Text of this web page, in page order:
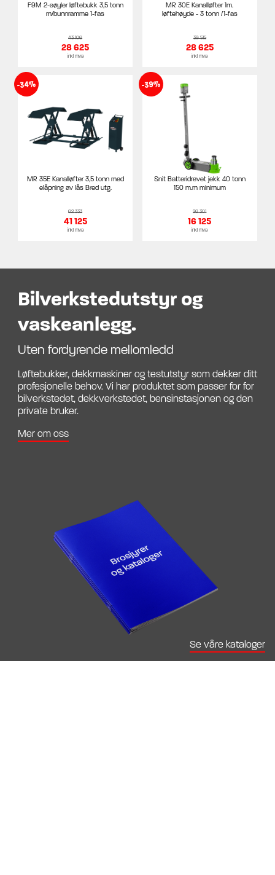
F9M 2-søyler løftebukk 3,5 tonn
m/bunnramme 1-fas
43 106
28 625
inkl mva
MR 30E Kanalløfter 1m.
løftehøyde - 3 tonn /1-fas
39 515
28 625
inkl mva
-34%
MR 35E Kanalløfter 3,5 tonn med
elåpning av lås Bred utg.
62 333
41 125
inkl mva
-39%
Snit Batteridrevet jekk 40 tonn
150 m.m minimum
26 301
16 125
inkl mva
Bilverkstedutstyr og
vaskeanlegg.
Uten fordyrende mellomledd
Løftebukker, dekkmaskiner og testutstyr som dekker ditt
profesjonelle behov. Vi har produktet som passer for for
bilverkstedet, dekkverkstedet, bensinstasjonen og den
private bruker.
Mer om oss
Se våre kataloger